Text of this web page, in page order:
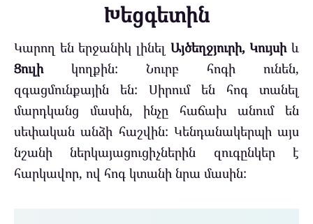
Խեցգետին
Կարող են երջանիկ լինել Այծեղջյուրի, Կույսիև
Ցուլիկողքին: Նուրբ հոգի ունեն,
զգացմունքային են: Սիրում են հոգ տանել
մարդկանց մասին, ինչը հաճախ անում են
սեփական անձի հաշվին: Կենդանակերպի այս
նշանի ներկայացուցիչներին զուգընկեր է
հարկավոր, ով հոգ կտանի նրա մասին: